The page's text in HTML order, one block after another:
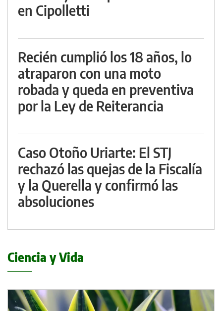
en Cipolletti
Recién cumplió los 18 años, lo
atraparon con una moto
robada y queda en preventiva
por la Ley de Reiterancia
Caso Otoño Uriarte: El STJ
rechazó las quejas de la Fiscalía
y la Querella y confirmó las
absoluciones
Ciencia y Vida